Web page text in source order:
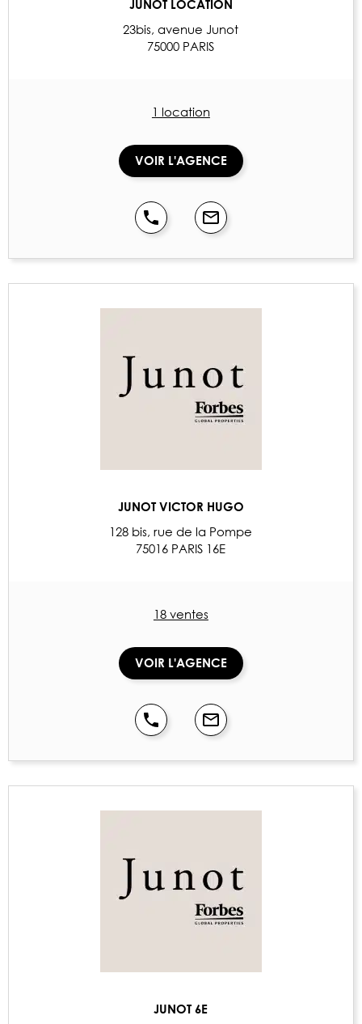
JUNOT LOCATION
23bis, avenue Junot
75000 PARIS
1 location
VOIR L'AGENCE
JUNOT VICTOR HUGO
128 bis, rue de la Pompe
75016 PARIS 16E
18 ventes
VOIR L'AGENCE
JUNOT 6E